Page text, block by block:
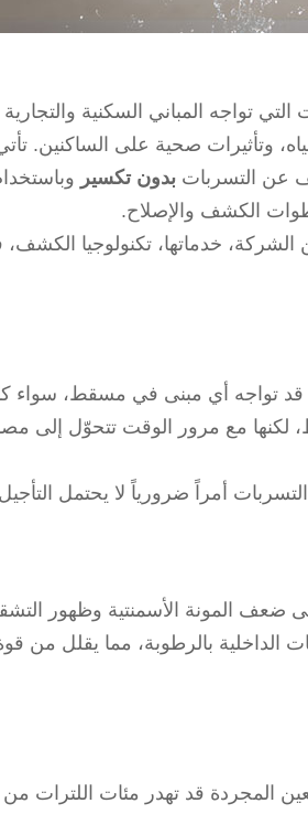
التي تواجه المباني السكنية
وتأثيرات صحية على الساكنين.
عن التسرباتبدون تكسير
الكشف والإصلاح.
خدماتها، تكنولوجيا الكشف،
تواجه أي مبنى في مسقط، سواء
مع مرور الوقت تتحوّل إلى مصدر
أمراً ضرورياً لا يحتمل
ضعف المونة الأسمنتية وظهور
الداخلية بالرطوبة، مما يقلل من
المجردة قد تهدر مئات اللترات من